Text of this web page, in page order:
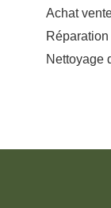
Achat
Nettoyage